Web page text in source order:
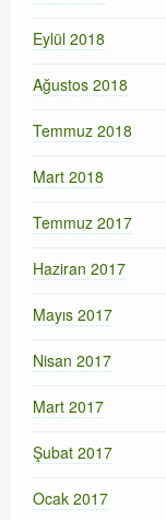
Eylül 2018
Ağustos 2018
Temmuz 2018
Mart 2018
Temmuz 2017
Haziran 2017
Mayıs 2017
Nisan 2017
Mart 2017
Şubat 2017
Ocak 2017